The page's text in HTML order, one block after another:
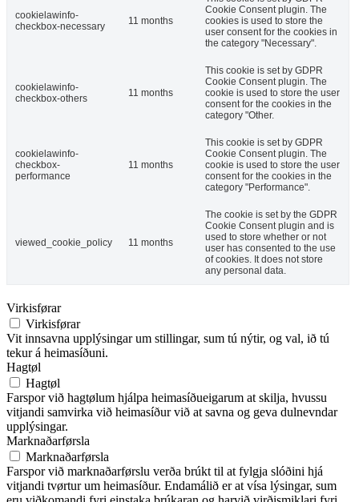
cookielawinfo-
checkbox-necessary
11 months
Cookie Consent plugin. The
cookies is used to store the
user consent for the cookies in
the category "Necessary".
cookielawinfo-
checkbox-others
11 months
This cookie is set by GDPR
Cookie Consent plugin. The
cookie is used to store the user
consent for the cookies in the
category "Other.
cookielawinfo-
checkbox-
performance
11 months
This cookie is set by GDPR
Cookie Consent plugin. The
cookie is used to store the user
consent for the cookies in the
category "Performance".
viewed_cookie_policy 11 months
The cookie is set by the GDPR
Cookie Consent plugin and is
used to store whether or not
user has consented to the use
of cookies. It does not store
any personal data.
Virkisførar
Virkisførar
Vit innsavna upplýsingar um stillingar, sum tú nýtir, og val, ið tú
tekur á heimasíðuni.
Hagtøl
Hagtøl
Farspor við hagtølum hjálpa heimasíðueigarum at skilja, hvussu
vitjandi samvirka við heimasíður við at savna og geva dulnevndar
upplýsingar.
Marknaðarførsla
Marknaðarførsla
Farspor við marknaðarførslu verða brúkt til at fylgja slóðini hjá
vitjandi tvørtur um heimasíður. Endamálið er at vísa lýsingar, sum